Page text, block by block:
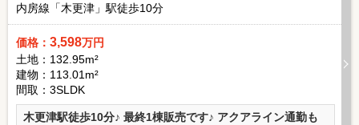
内房線「木更津」駅徒歩10分
価格： 3,598万円
土地：132.95m²
建物：113.01m²
間取：3SLDK
木更津駅徒歩10分♪ 最終1棟販売です♪ アクアライン通勤も